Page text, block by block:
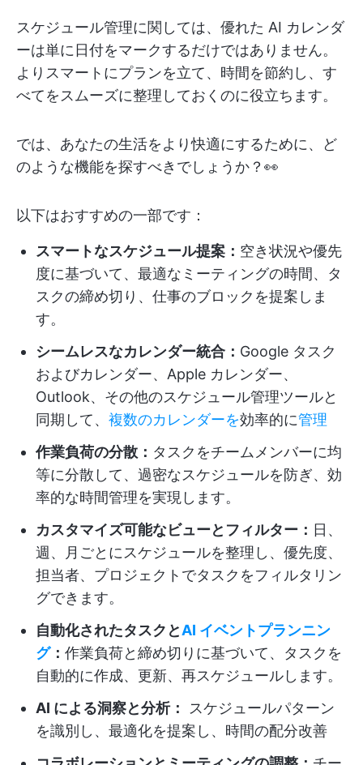
スケジュール管理に関しては、優れた AI カレンダ
ーは単に日付をマークするだけではありません。
よりスマートにプランを立て、時間を節約し、す
べてをスムーズに整理しておくのに役立ちます。
では、あなたの生活をより快適にするために、ど
のような機能を探すべきでしょうか？👀
以下はおすすめの一部です：
スマートなスケジュール提案： 空き状況や優先
度に基づいて、最適なミーティングの時間、タ
スクの締め切り、仕事のブロックを提案しま
す。
シームレスなカレンダー統合： Google タスク
およびカレンダー、Apple カレンダー、
Outlook、その他のスケジュール管理ツールと
同期して、 複数のカレンダーを効率的に管理
作業負荷の分散： タスクをチームメンバーに均
等に分散して、過密なスケジュールを防ぎ、効
率的な時間管理を実現します。
カスタマイズ可能なビューとフィルター： 日、
週、月ごとにスケジュールを整理し、優先度、
担当者、プロジェクトでタスクをフィルタリン
グできます。
自動化されたタスクとAI イベントプランニン
グ： 作業負荷と締め切りに基づいて、タスクを
自動的に作成、更新、再スケジュールします。
AI による洞察と分析：
スケジュールパターン
を識別し、最適化を提案し、時間の配分改善